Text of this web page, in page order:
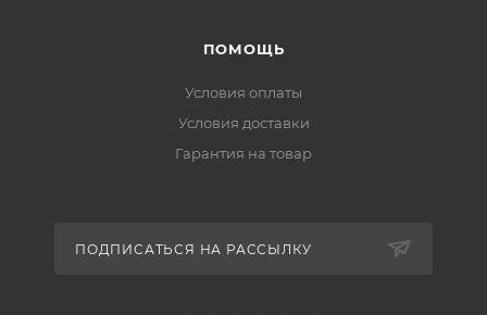
ПОМОЩЬ
Условия оплаты
Условия доставки
Гарантия на товар
ПОДПИСАТЬСЯ НА РАССЫЛКУ